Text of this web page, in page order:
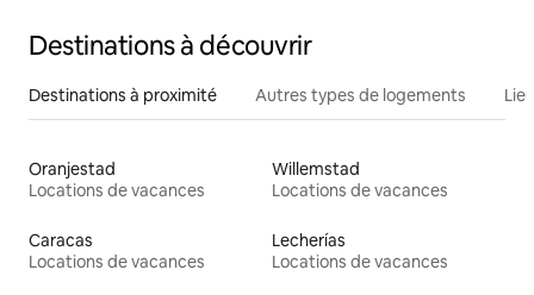
Destinations à découvrir
Destinations à proximité Autres types de logements
Oranjestad
Locations de vacances
Willemstad
Locations de vacances
Caracas
Locations de vacances
Lecherías
Locations de vacances